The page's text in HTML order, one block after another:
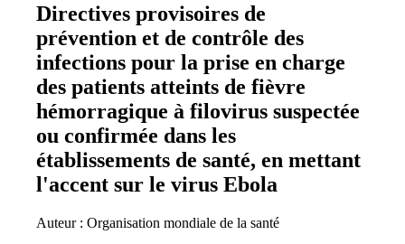
Directives provisoires de
prévention et de contrôle des
infections pour la prise en charge
des patients atteints de fièvre
hémorragique à filovirus suspectée
ou confirmée dans les
établissements de santé, en mettant
l'accent sur le virus Ebola
Auteur : Organisation mondiale de la santé